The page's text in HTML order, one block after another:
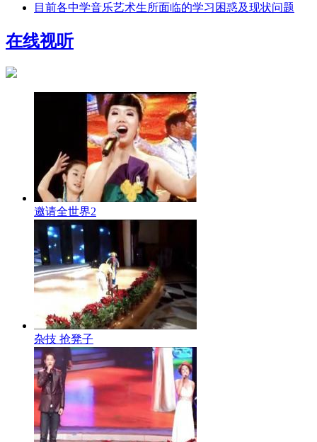
目前各中学音乐艺术生所面临的学习困惑及现状问题
在线视听
邀请全世界2
杂技 抢凳子